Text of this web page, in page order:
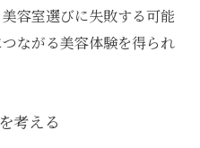
容室選びに失敗する可能
ながる美容体験を得られ
考える